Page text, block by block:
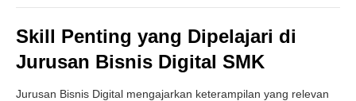
Skill Penting yang Dipelajari di
Jurusan Bisnis Digital SMK
Jurusan Bisnis Digital mengajarkan keterampilan yang relevan